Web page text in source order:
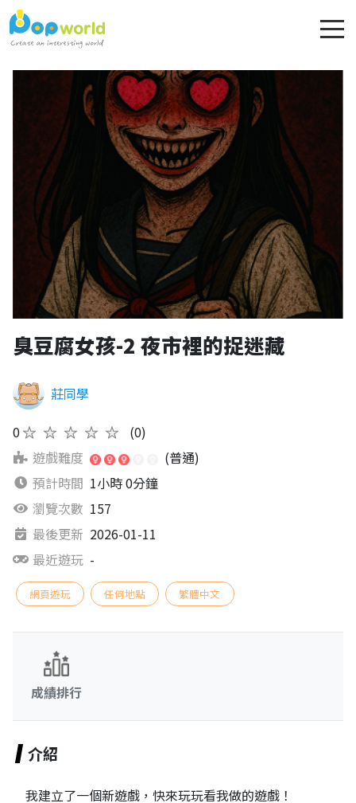
臭豆腐女孩-2 夜市裡的捉迷藏
莊同學
0★★★★★
(0)
遊戲難度
(普通)
預計時間 1小時 0分鐘
瀏覽次數 157
最後更新 2026-01-11
最近遊玩 -
網頁遊玩 任何地點 繁體中文
成績排行
介紹
我建立了一個新遊戲，快來玩玩看我做的遊戲！